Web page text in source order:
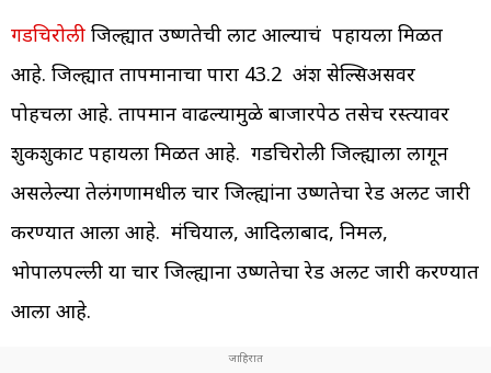
गडचिरोली जिल्ह्यात उष्णतेची लाट आल्याचं पहायला मिळत
आहे. जिल्ह्यात तापमानाचा पारा 43.2 अंश सेल्सिअसवर
पोहचला आहे. तापमान वाढल्यामुळे बाजारपेठ तसेच रस्त्यावर
शुकशुकाट पहायला मिळत आहे. गडचिरोली जिल्ह्याला लागून
असलेल्या तेलंगणामधील चार जिल्ह्यांना उष्णतेचा रेड अलर्ट जारी
करण्यात आला आहे. मंचिर्याल, आदिलाबाद, निर्मल,
भोपालपल्ली या चार जिल्ह्याना उष्णतेचा रेड अलर्ट जारी करण्यात
आला आहे.